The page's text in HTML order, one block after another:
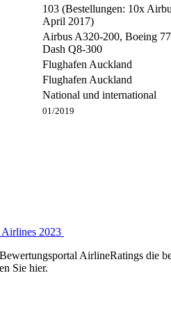
01/2019
103 (Bestellungen: 10x
April 2017)
Airbus A320-200, Boeing
Dash Q8-300
Flughafen Auckland
Flughafen Auckland
National und international
Airlines 2023
AirlineRatings die
Sie hier.